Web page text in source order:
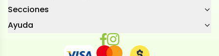
Secciones
Ayuda